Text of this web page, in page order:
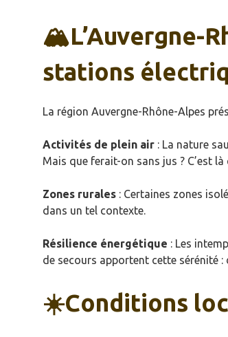
🏔️L’Auvergne-
stations
La région Auvergne-Rhône-Alpes
Activités de plein air : La nature
Mais que ferait-on sans jus ? C’est
Zones rurales : Certaines zones
dans un tel contexte.
Résilience énergétique : Les
de secours apportent cette sérénité
☀️Conditions